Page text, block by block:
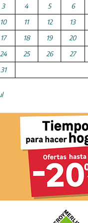
3 4 5 6
10
11 12 13
17
18 19 20
24
25 26 27
31